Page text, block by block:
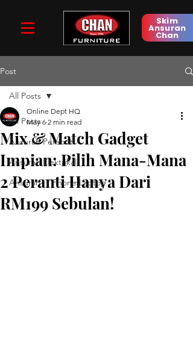
Skim
Ansuran
Chan
Post
All Posts
Ansuran Perabot
Ansuran Elektrikal
Ansuran IT Phone Laptop
All Posts
Mix & Match Gadget
Impian: Pilih Mana-Mana
2 Peranti Hanya Dari
RM199 Sebulan!
Online Dept HQ
May 6 2 min read